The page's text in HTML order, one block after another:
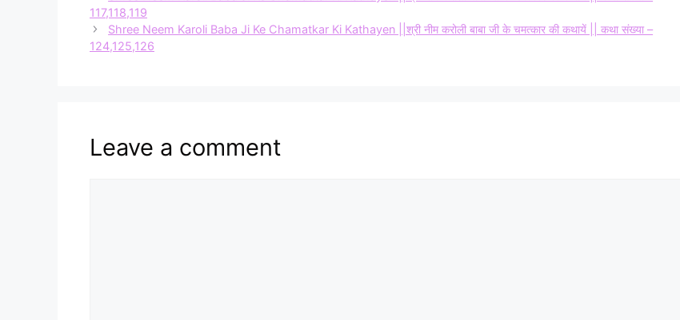
117,118,119
Shree Neem Karoli Baba Ji Ke Chamatkar Ki Kathayen ||श्री नीम करोली बाबा जी के चमत्कार की कथायें || कथा संख्या –
124,125,126
Leave a comment